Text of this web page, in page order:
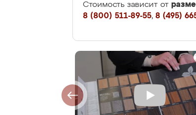
Стоимость зависит от
8 (800) 511-89-55, 8 (495)